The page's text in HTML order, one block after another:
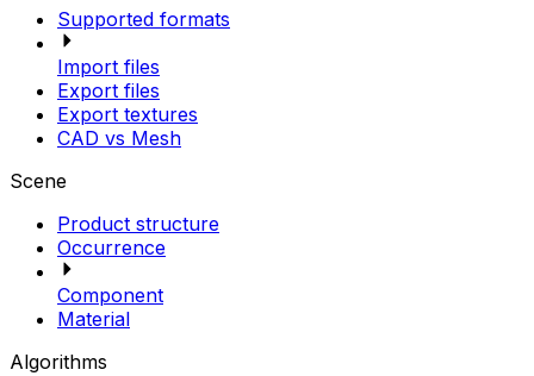
Supported formats
Import files
Export files
Export textures
CAD vs Mesh
Scene
Product structure
Occurrence
Component
Material
Algorithms